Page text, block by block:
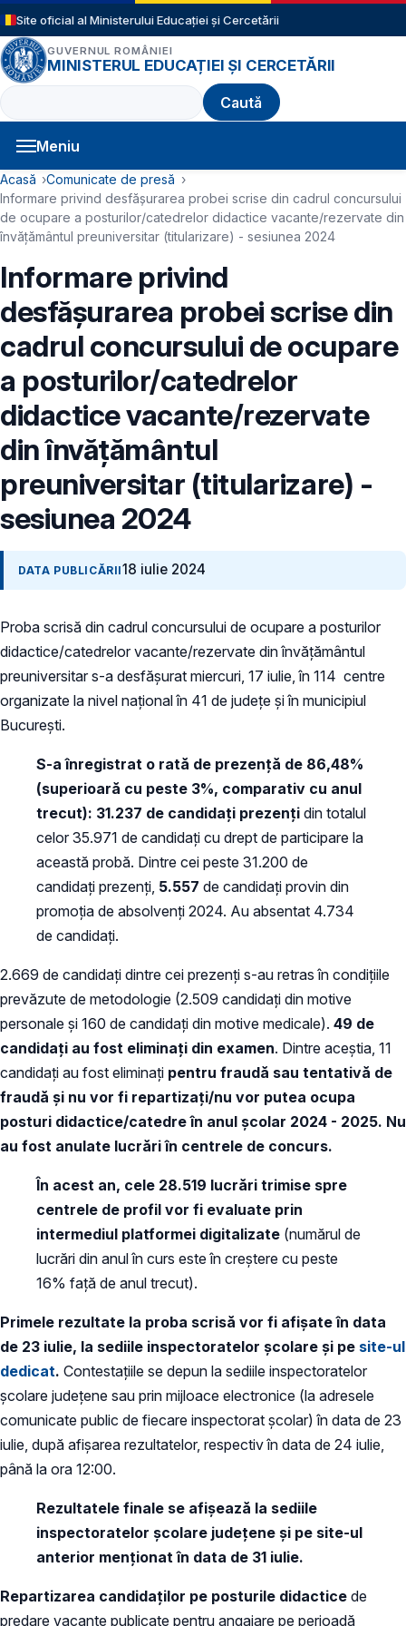
Sari la conținutul principal
Site oficial al Ministerului Educației și Cercetării
GUVERNUL ROMÂNIEI
MINISTERUL EDUCAȚIEI ȘI CERCETĂRII
Caută
Meniu
Navigație principală
Cale de navigare
Acasă
Comunicate de presă
Informare privind desfășurarea probei scrise din cadrul concursului
de ocupare a posturilor/catedrelor didactice vacante/rezervate din
învățământul preuniversitar (titularizare) - sesiunea 2024
Informare privind
desfășurarea probei scrise din
cadrul concursului de ocupare
a posturilor/catedrelor
didactice vacante/rezervate
din învățământul
preuniversitar (titularizare) -
sesiunea 2024
DATA PUBLICĂRII18 iulie 2024
Proba scrisă din cadrul concursului de ocupare a posturilor
didactice/catedrelor vacante/rezervate din învăţământul
preuniversitar s-a desfăşurat miercuri, 17 iulie, în 114 centre
organizate la nivel național în 41 de județe și în municipiul
București.
S-a înregistrat o rată de prezență de 86,48%
(superioară cu peste 3%, comparativ cu anul
trecut): 31.237 de candidaţi prezenți din totalul
celor 35.971 de candidaţi cu drept de participare la
această probă. Dintre cei peste 31.200 de
candidați prezenți, 5.557 de candidați provin din
promoţia de absolvenţi 2024. Au absentat 4.734
de candidați.
2.669 de candidați dintre cei prezenți s-au retras în condițiile
prevăzute de metodologie (2.509 candidați din motive
personale și 160 de candidați din motive medicale). 49 de
candidaţi au fost eliminaţi din examen. Dintre aceștia, 11
candidați au fost eliminați pentru fraudă sau tentativă de
fraudă și nu vor fi repartizaţi/nu vor putea ocupa
posturi didactice/catedre în anul școlar 2024 - 2025. Nu
au fost anulate lucrări în centrele de concurs.
În acest an, cele 28.519 lucrări trimise spre
centrele de profil vor fi evaluate prin
intermediul platformei digitalizate (numărul de
lucrări din anul în curs este în creștere cu peste
16% față de anul trecut).
Primele rezultate la proba scrisă vor fi afișate în data
de 23 iulie, la sediile inspectoratelor şcolare şi pe site-ul
dedicat. Contestaţiile se depun la sediile inspectoratelor
şcolare judeţene sau prin mijloace electronice (la adresele
comunicate public de fiecare inspectorat școlar) în data de 23
iulie, după afişarea rezultatelor, respectiv în data de 24 iulie,
până la ora 12:00.
Rezultatele finale se afişează la sediile
inspectoratelor şcolare judeţene şi pe site-ul
anterior menționat în data de 31 iulie.
Repartizarea candidaţilor pe posturile didactice de
predare vacante publicate pentru angajare pe perioadă